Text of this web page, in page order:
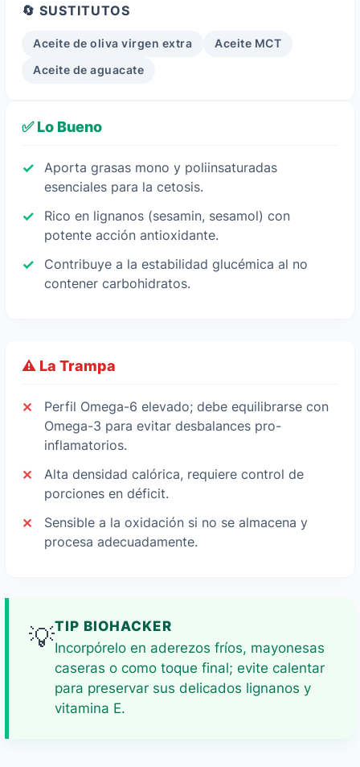
🔄 SUSTITUTOS
Aceite de oliva virgen extra Aceite MCT
Aceite de aguacate
✅ Lo Bueno
Aporta grasas mono y poliinsaturadas
esenciales para la cetosis.
Rico en lignanos (sesamin, sesamol) con
potente acción antioxidante.
Contribuye a la estabilidad glucémica al no
contener carbohidratos.
⚠️ La Trampa
Perfil Omega-6 elevado; debe equilibrarse con
Omega-3 para evitar desbalances pro-
inflamatorios.
Alta densidad calórica, requiere control de
porciones en déficit.
Sensible a la oxidación si no se almacena y
procesa adecuadamente.
💡TIP BIOHACKER
Incorpórelo en aderezos fríos, mayonesas
caseras o como toque final; evite calentar
para preservar sus delicados lignanos y
vitamina E.